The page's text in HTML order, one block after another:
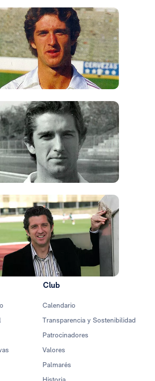
Club
Calendario
Transparencia y Sostenibilidad
Patrocinadores
Valores
Palmarés